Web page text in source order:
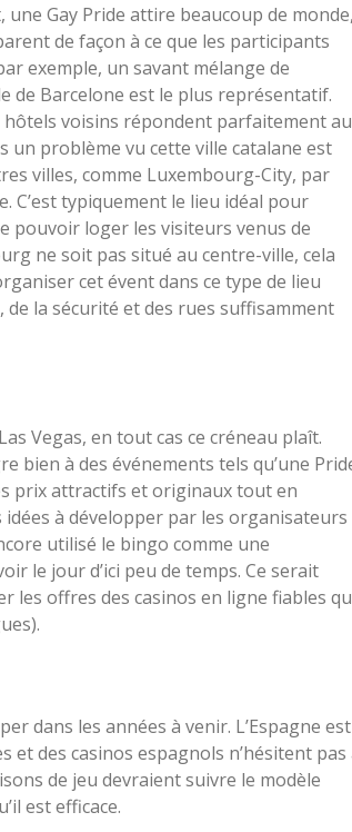
une Gay Pride attire beaucoup de
de façon à ce que les participants
exemple, un savant mélange de
de Barcelone est le plus représentatif.
hôtels voisins répondent parfaitement
un problème vu cette ville catalane est
villes, comme Luxembourg-City, par
C’est typiquement le lieu idéal pour
pouvoir loger les visiteurs venus de
ne soit pas situé au centre-ville, cela
cet évent dans ce type de lieu
de la sécurité et des rues suffisamment
Vegas, en tout cas ce créneau plaît.
bien à des événements tels qu’une
prix attractifs et originaux tout en
idées à développer par les organisateurs
utilisé le bingo comme une
le jour d’ici peu de temps. Ce serait
les offres des casinos en ligne fiables
dans les années à venir. L’Espagne est
et des casinos espagnols n’hésitent pas
de jeu devraient suivre le modèle
est efficace.